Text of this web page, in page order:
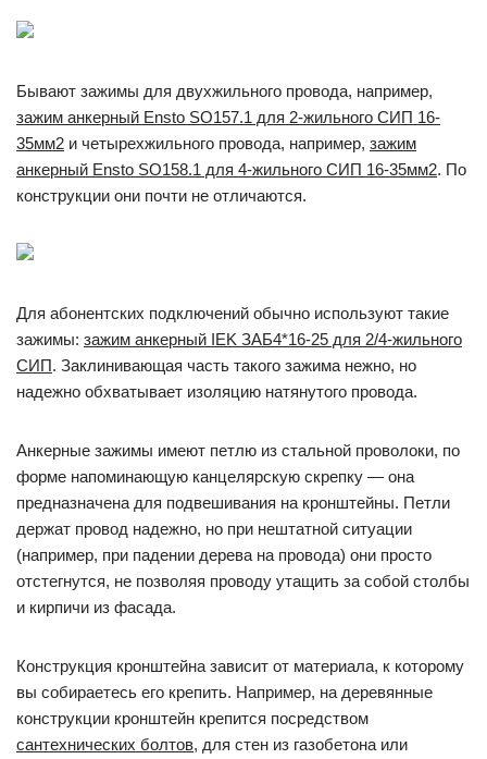
Бывают зажимы для двухжильного провода, например,
зажим анкерный Ensto SО157.1 для 2-жильного СИП 16-
35мм2 и четырехжильного провода, например, зажим
анкерный Ensto SО158.1 для 4-жильного СИП 16-35мм2. По
конструкции они почти не отличаются.
Для абонентских подключений обычно используют такие
зажимы: зажим анкерный IEK ЗАБ4*16-25 для 2/4-жильного
СИП. Заклинивающая часть такого зажима нежно, но
надежно обхватывает изоляцию натянутого провода.
Анкерные зажимы имеют петлю из стальной проволоки, по
форме напоминающую канцелярскую скрепку — она
предназначена для подвешивания на кронштейны. Петли
держат провод надежно, но при нештатной ситуации
(например, при падении дерева на провода) они просто
отстегнутся, не позволяя проводу утащить за собой столбы
и кирпичи из фасада.
Конструкция кронштейна зависит от материала, к которому
вы собираетесь его крепить. Например, на деревянные
конструкции кронштейн крепится посредством
сантехнических болтов, для стен из газобетона или